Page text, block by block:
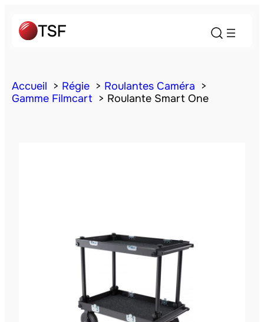
Accueil Régie
Roulantes Caméra
Gamme Filmcart
Roulante Smart One